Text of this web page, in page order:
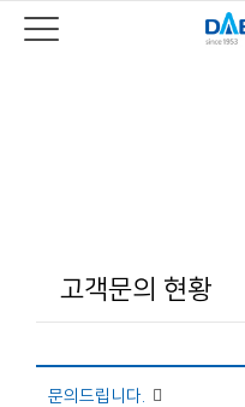
고객문의 현황
문의드립니다.